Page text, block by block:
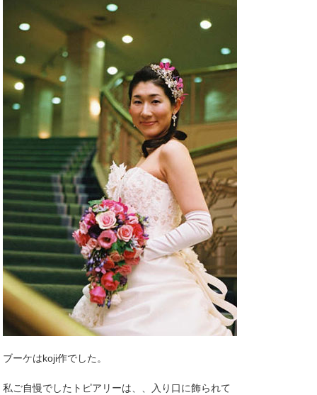
ブーケはkoji作でした。
私ご自慢でしたトピアリーは、、入り口に飾られて